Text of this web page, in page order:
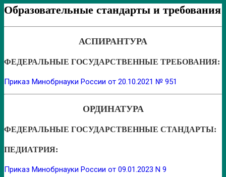
Образовательные стандарты и требования
АСПИРАНТУРА
ФЕДЕРАЛЬНЫЕ ГОСУДАРСТВЕННЫЕ ТРЕБОВАНИЯ:
Приказ Минобрнауки России от 20.10.2021 № 951
ОРДИНАТУРА
ФЕДЕРАЛЬНЫЕ ГОСУДАРСТВЕННЫЕ СТАНДАРТЫ:
ПЕДИАТРИЯ:
Приказ Минобрнауки России от 09.01.2023 N 9